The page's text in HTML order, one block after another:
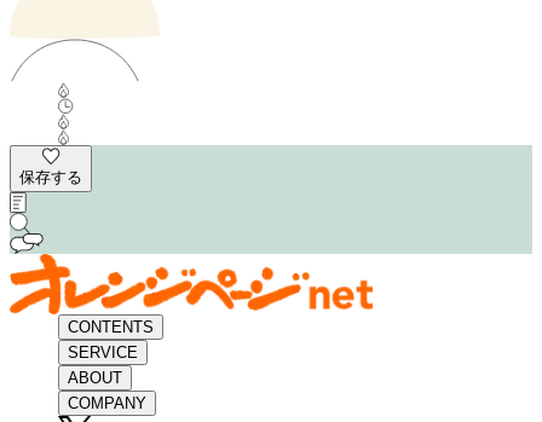
保存する
CONTENTS
SERVICE
ABOUT
COMPANY